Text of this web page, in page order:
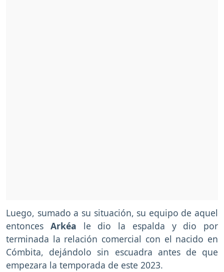
Luego, sumado a su situación, su equipo de aquel
entonces Arkéa le dio la espalda y dio por
terminada la relación comercial con el nacido en
Cómbita, dejándolo sin escuadra antes de que
empezara la temporada de este 2023.